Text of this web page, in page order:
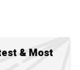
& Most